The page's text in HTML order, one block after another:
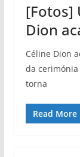
[Fotos]
Dion
Céline Dion
da cerimónia
torna
Read More